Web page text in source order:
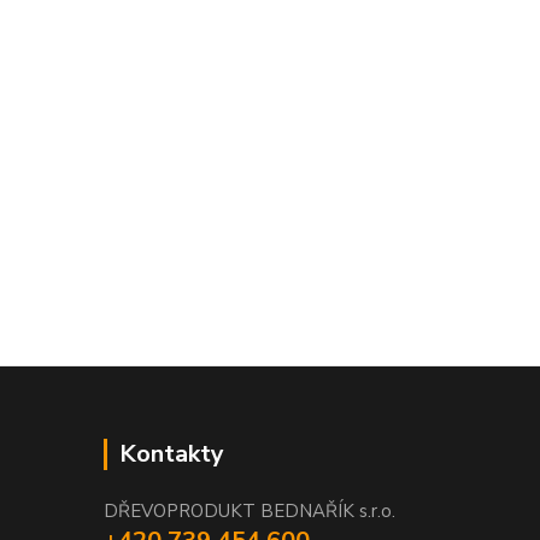
Kontakty
DŘEVOPRODUKT BEDNAŘÍK s.r.o.